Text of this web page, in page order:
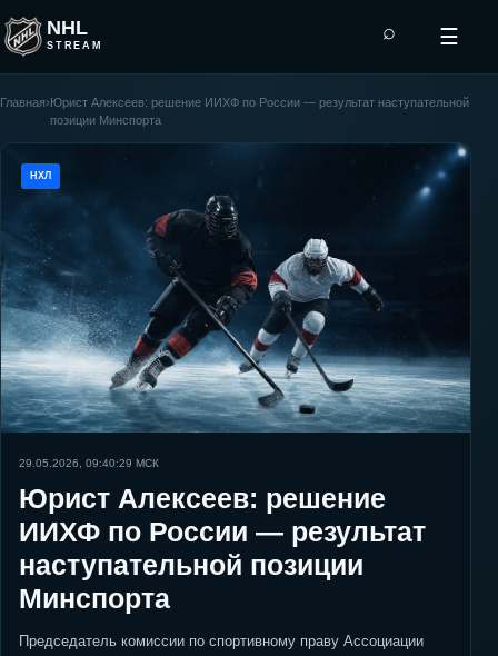
NHL
STREAM
⌕ ☰
Главная›Юрист Алексеев: решение ИИХФ по России — результат наступательной
позиции Минспорта
НХЛ
29.05.2026, 09:40:29 МСК
Юрист Алексеев: решение
ИИХФ по России — результат
наступательной позиции
Минспорта
Председатель комиссии по спортивному праву Ассоциации